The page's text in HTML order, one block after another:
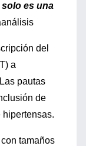
es una
del
a
pautas
de
hipertensas.
tamaños